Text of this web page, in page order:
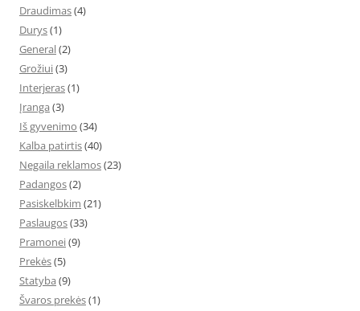
Draudimas(4)
Durys(1)
General(2)
Grožiui(3)
Interjeras(1)
Įranga (3)
Iš gyvenimo (34)
Kalba patirtis(40)
Negaila reklamos(23)
Padangos(2)
Pasiskelbkim (21)
Paslaugos(33)
Pramonei(9)
Prekės(5)
Statyba (9)
Švaros prekės(1)